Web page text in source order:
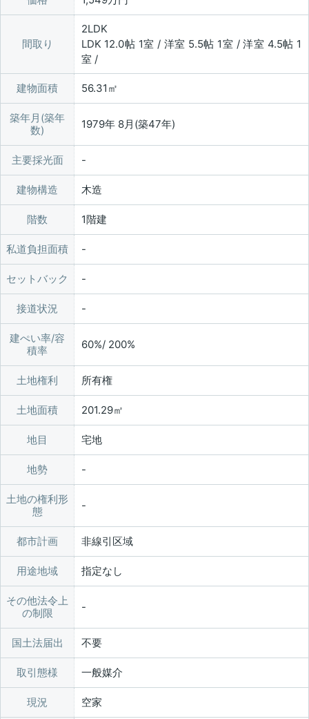
間取り
2LDK
LDK 12.0帖 1室 / 洋室 5.5帖 1室 / 洋室 4.5帖 1
室 /
建物面積 56.31㎡
築年月(築年
数)
1979年 8月(築47年)
主要採光面
建物構造 木造
階数 1階建
私道負担面積
セットバック
接道状況
建ぺい率/容
積率
60%/ 200%
土地権利 所有権
土地面積 201.29㎡
地目 宅地
地勢
土地の権利形
態
都市計画 非線引区域
用途地域 指定なし
その他法令上
の制限
国土法届出 不要
取引態様 一般媒介
現況 空家